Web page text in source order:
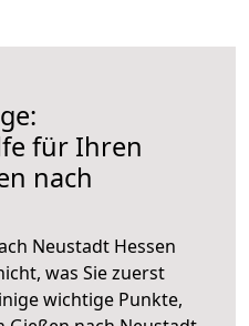
für Ihren
nach
Neustadt Hessen
was Sie zuerst
wichtige Punkte,